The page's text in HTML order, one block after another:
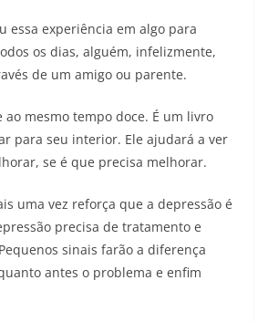
essa experiência em algo para
os dias, alguém, infelizmente,
de um amigo ou parente.
ao mesmo tempo doce. É um livro
para seu interior. Ele ajudará a ver
se é que precisa melhorar.
uma vez reforça que a depressão é
precisa de tratamento e
sinais farão a diferença
antes o problema e enfim